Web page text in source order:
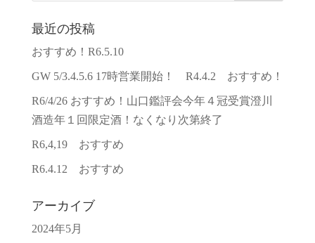
最近の投稿
おすすめ！R6.5.10
GW 5/3.4.5.6 17時営業開始！ R4.4.2 おすすめ！
R6/4/26 おすすめ！山口鑑評会今年４冠受賞澄川
酒造年１回限定酒！なくなり次第終了
R6,4,19 おすすめ
R6.4.12 おすすめ
アーカイブ
2024年5月